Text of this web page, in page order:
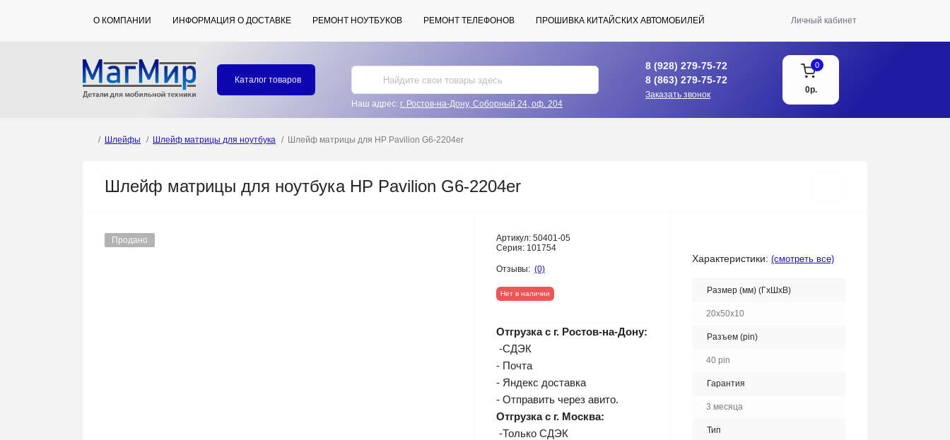
О КОМПАНИИ ИНФОРМАЦИЯ О ДОСТАВКЕ РЕМОНТ НОУТБУКОВ РЕМОНТ ТЕЛЕФОНОВ ПРОШИВКА КИТАЙСКИХ АВТОМОБИЛЕЙ Личный кабинет
Каталог товаров
Наш адрес: г. Ростов-на-Дону, Соборный 24, оф. 204
8 (928) 279-75-72
8 (863) 279-75-72
Заказать звонок
0
0р.
Шлейфы Шлейф матрицы для ноутбука Шлейф матрицы для HP Pavilion G6-2204er
Шлейф матрицы для ноутбука HP Pavilion G6-2204er
Продано Артикул: 50401-05
Серия: 101754
Отзывы: (0)
Нет в наличии
Отгрузка с г. Ростов-на-Дону:
-СДЭК
- Почта
- Яндекс доставка
- Отправить через авито.
Отгрузка с г. Москва:
-Только СДЭК
Характеристики: (смотреть все)
Размер (мм) (ГхШхВ)
20x50x10
Разъем (pin)
40 pin
Гарантия
3 месяца
Тип